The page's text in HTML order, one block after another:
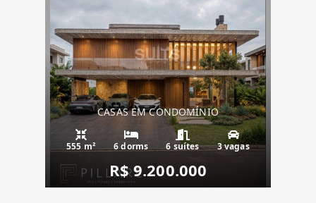
CASAS EM CONDOMÍNIO
555 m² 6 dorms 6 suítes 3 vagas
R$ 9.200.000